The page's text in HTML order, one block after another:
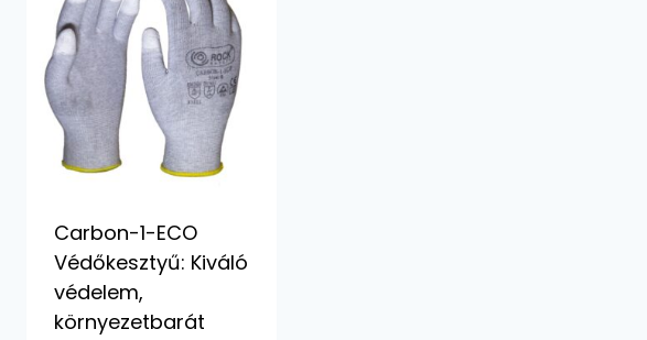
Carbon-1-ECO
Védőkesztyű: Kiváló
védelem,
környezetbarát